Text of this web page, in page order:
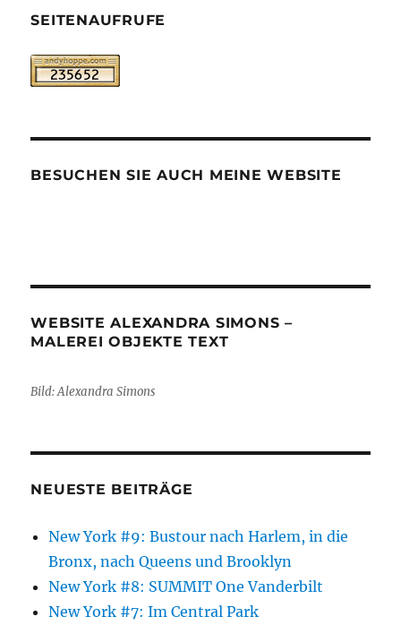
SEITENAUFRUFE
BESUCHEN SIE AUCH MEINE WEBSITE
WEBSITE ALEXANDRA SIMONS –
MALEREI OBJEKTE TEXT
Bild: Alexandra Simons
NEUESTE BEITRÄGE
New York #9: Bustour nach Harlem, in die
Bronx, nach Queens und Brooklyn
New York #8: SUMMIT One Vanderbilt
New York #7: Im Central Park